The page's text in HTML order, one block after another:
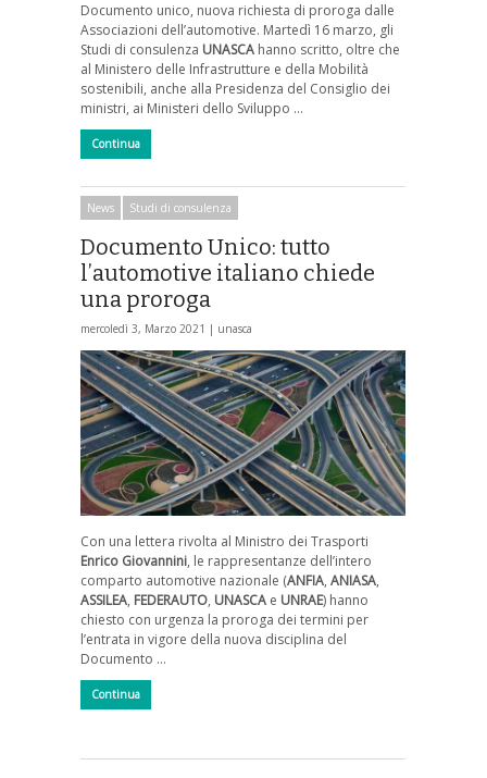
Documento unico, nuova richiesta di proroga dalle
Associazioni dell’automotive. Martedì 16 marzo, gli
Studi di consulenza UNASCA hanno scritto, oltre che
al Ministero delle Infrastrutture e della Mobilità
sostenibili, anche alla Presidenza del Consiglio dei
ministri, ai Ministeri dello Sviluppo …
Continua
News Studi di consulenza
Documento Unico: tutto
l’automotive italiano chiede
una proroga
mercoledì 3, Marzo 2021 | unasca
Con una lettera rivolta al Ministro dei Trasporti
Enrico Giovannini, le rappresentanze dell’intero
comparto automotive nazionale (ANFIA, ANIASA,
ASSILEA, FEDERAUTO, UNASCA e UNRAE) hanno
chiesto con urgenza la proroga dei termini per
l’entrata in vigore della nuova disciplina del
Documento …
Continua